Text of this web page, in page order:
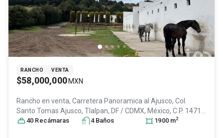
RANCHO VENTA
$58,000,000 MXN
Rancho en venta, Carretera Panoramica al Ajusco, Col.
Santo Tomas Ajusco, Tlalpan, DF / CDMX, México, C.P. 14710
ID:28722208
40 Recámaras 4 Baños 1900 m2